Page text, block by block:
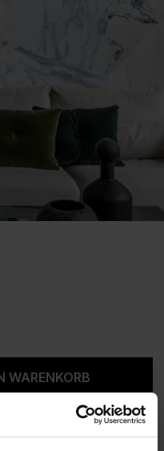
gewünschten
WARENKORB
ROLLEN BERECHNEN